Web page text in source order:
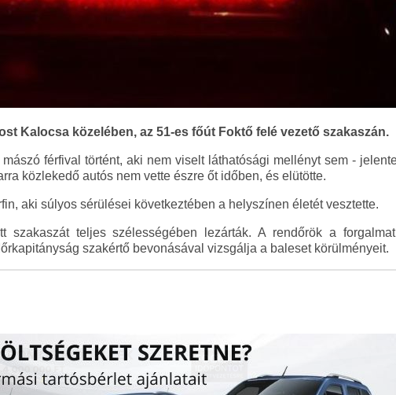
Kalocsa közelében, az 51-es főút Foktő felé vezető szakaszán.
férfival történt, aki nem viselt láthatósági mellényt sem -
közlekedő autós nem vette észre őt időben, és elütötte.
aki súlyos sérülései következtében a helyszínen életét vesztette.
szakaszát teljes szélességében lezárták. A rendőrök a
szakértő bevonásával vizsgálja a baleset körülményeit.